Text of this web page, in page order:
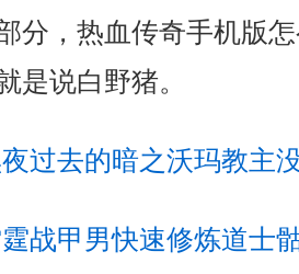
分，热血传奇手机版
是说白野猪。
过去的暗之沃玛教主
战甲男快速修炼道士